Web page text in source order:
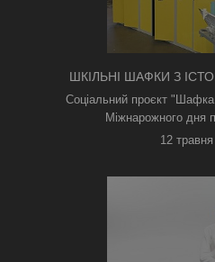
ШКІЛЬНІ ШАФКИ З
З'ЯВИЛИСЯ
Соціальний проєкт "Шафка
Міжнарожного дня
12